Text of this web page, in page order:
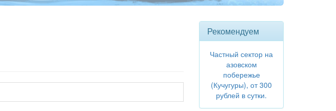
Рекомендуем
Частный сектор на
азовском
побережье
(Кучугуры), от 300
рублей в сутки.